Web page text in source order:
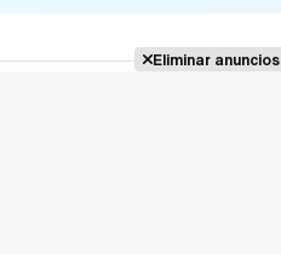
Eliminar anuncios